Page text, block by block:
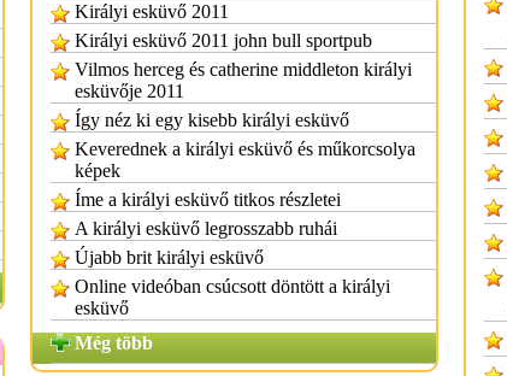
Királyi esküvő 2011
Királyi esküvő 2011 john bull sportpub
Vilmos herceg és catherine middleton királyi
esküvője 2011
Így néz ki egy kisebb királyi esküvő
Keverednek a királyi esküvő és műkorcsolya
képek
Íme a királyi esküvő titkos részletei
A királyi esküvő legrosszabb ruhái
Újabb brit királyi esküvő
Online videóban csúcsott döntött a királyi
esküvő
Még több